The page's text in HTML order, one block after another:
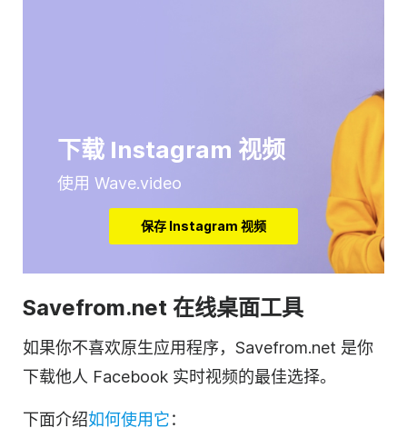
下载 Instagram 视频
使用 Wave.video
保存 Instagram 视频
Savefrom.net 在线桌面工具
如果你不喜欢原生应用程序，Savefrom.net 是你
下载他人 Facebook 实时视频的最佳选择。
下面介绍如何使用它：